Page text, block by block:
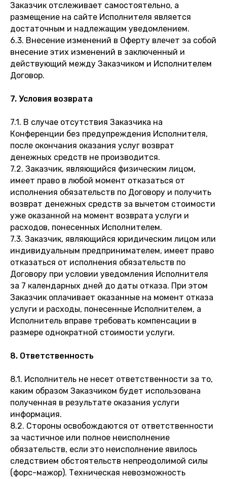
Заказчик отслеживает самостоятельно, а
размещение на сайте Исполнителя является
достаточным и надлежащим уведомлением.
6.3. Внесение изменений в Оферту влечет за собой
внесение этих изменений в заключенный и
действующий между Заказчиком и Исполнителем
Договор.
7. Условия возврата
7.1. В случае отсутствия Заказчика на
Конференции без предупреждения Исполнителя,
после окончания оказания услуг возврат
денежных средств не производится.
7.2. Заказчик, являющийся физическим лицом,
имеет право в любой момент отказаться от
исполнения обязательств по Договору и получить
возврат денежных средств за вычетом стоимости
уже оказанной на момент возврата услуги и
расходов, понесенных Исполнителем.
7.3. Заказчик, являющийся юридическим лицом или
индивидуальным предпринимателем, имеет право
отказаться от исполнения обязательств по
Договору при условии уведомления Исполнителя
за 7 календарных дней до даты отказа. При этом
Заказчик оплачивает оказанные на момент отказа
услуги и расходы, понесенные Исполнителем, а
Исполнитель вправе требовать компенсации в
размере однократной стоимости услуги.
8. Ответственность
8.1. Исполнитель не несет ответственности за то,
каким образом Заказчиком будет использована
полученная в результате оказания услуги
информация.
8.2. Стороны освобождаются от ответственности
за частичное или полное неисполнение
обязательств, если это неисполнение явилось
следствием обстоятельств непреодолимой силы
(форс-мажор). Техническая невозможность